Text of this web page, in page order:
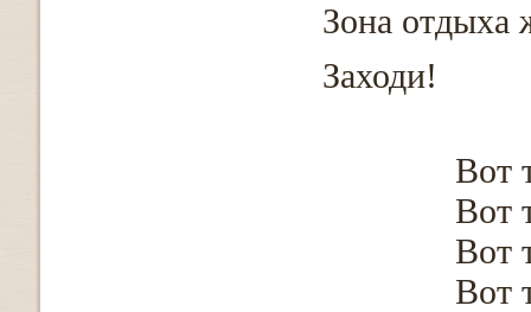
Зона отдыха
Заходи!
Вот
Вот
Вот
Вот